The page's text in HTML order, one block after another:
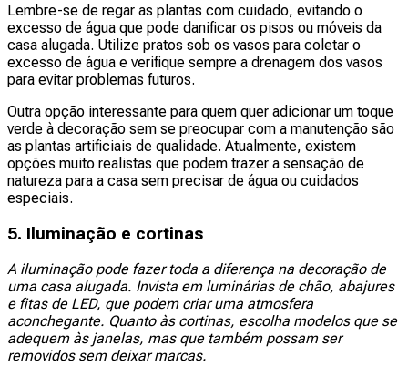
Lembre-se de regar as plantas com cuidado, evitando o
excesso de água que pode danificar os pisos ou móveis da
casa alugada. Utilize pratos sob os vasos para coletar o
excesso de água e verifique sempre a drenagem dos vasos
para evitar problemas futuros.
Outra opção interessante para quem quer adicionar um toque
verde à decoração sem se preocupar com a manutenção são
as plantas artificiais de qualidade. Atualmente, existem
opções muito realistas que podem trazer a sensação de
natureza para a casa sem precisar de água ou cuidados
especiais.
5. Iluminação e cortinas
A iluminação pode fazer toda a diferença na decoração de
uma casa alugada. Invista em luminárias de chão, abajures
e fitas de LED, que podem criar uma atmosfera
aconchegante. Quanto às cortinas, escolha modelos que se
adequem às janelas, mas que também possam ser
removidos sem deixar marcas.